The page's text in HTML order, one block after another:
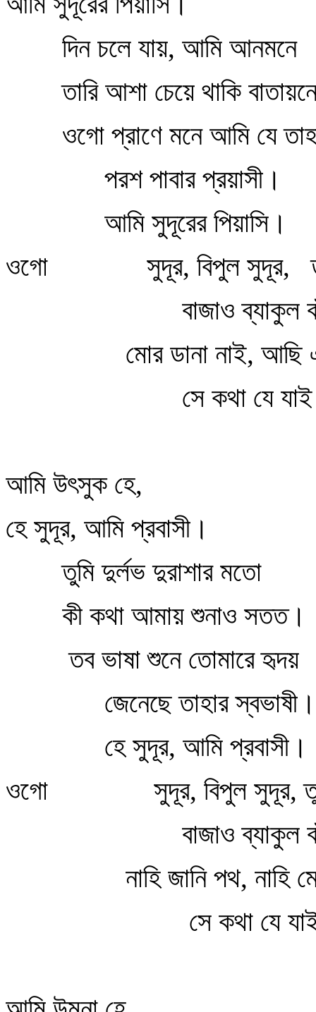
দিন চলে যায়, আমি আনমনে
তারি আশা চেয়ে থাকি
ওগো প্রাণে মনে আমি যে
পরশ পাবার প্রয়াসী।
আমি সুদূরের পিয়াসি।
ওগো সুদূর, বিপুল সুদূর,
বাজাও ব্যাকুল
মোর ডানা নাই, আছি
সে কথা যে যাই
আমি উৎসুক হে,
হে সুদূর, আমি প্রবাসী।
তুমি দুর্লভ দুরাশার মতো
কী কথা আমায় শুনাও সতত।
তব ভাষা শুনে তোমারে হৃদয়
জেনেছে তাহার স্বভাষী।
হে সুদূর, আমি প্রবাসী।
ওগো সুদূর, বিপুল সুদূর,
বাজাও ব্যাকুল
নাহি জানি পথ, নাহি
সে কথা যে যাই